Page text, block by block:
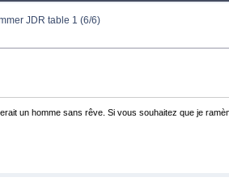
JDR table 1 (6/6)
un homme sans rêve. Si vous souhaitez que je